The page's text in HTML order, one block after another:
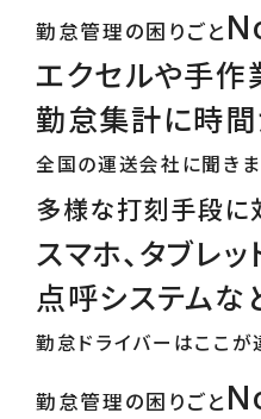
勤怠管理の困りごと
エクセルや手作
勤怠集計に時間
全国の運送会社に聞き
多様な打刻手段に
スマホ、タブレッ
点呼システムな
勤怠ドライバーはここが
勤怠管理の困りごと